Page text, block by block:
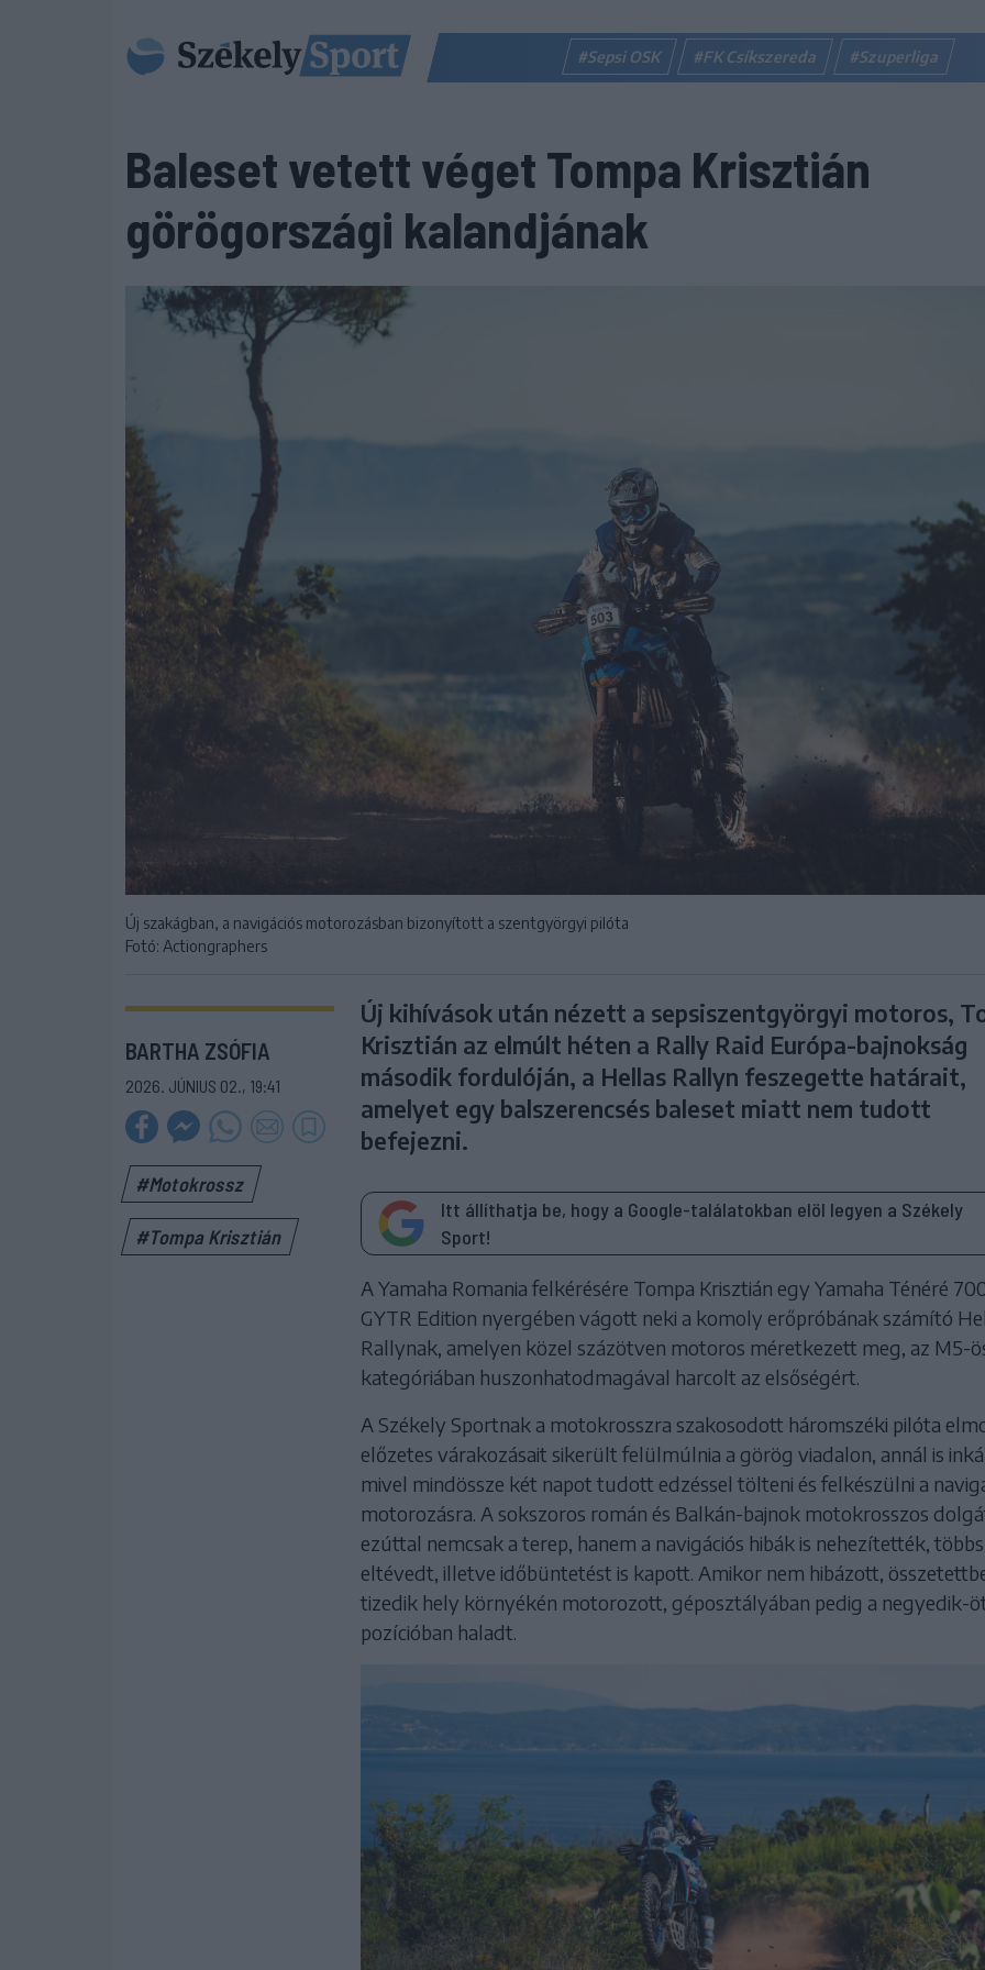
#Sepsi OSK #FK Csíkszereda #Szuperliga
Baleset vetett véget Tompa Krisztián
görögországi kalandjának
Új szakágban, a navigációs motorozásban bizonyított a szentgyörgyi pilóta
Fotó: Actiongraphers
BARTHA ZSÓFIA
2026. JÚNIUS 02., 19:41
#Motokrossz
#Tompa Krisztián
Új kihívások után nézett a sepsiszentgyörgyi motoros,
Krisztián az elmúlt héten a Rally Raid Európa-bajnokság
második fordulóján, a Hellas Rallyn feszegette határait,
amelyet egy balszerencsés baleset miatt nem tudott
befejezni.
Itt állíthatja be, hogy a Google-találatokban elöl legyen a Székely
Sport!
A Yamaha Romania felkérésére Tompa Krisztián egy Yamaha Ténéré
GYTR Edition nyergében vágott neki a komoly erőpróbának számító
Rallynak, amelyen közel százötven motoros méretkezett meg, az M5-
kategóriában huszonhatodmagával harcolt az elsőségért.
A Székely Sportnak a motokrosszra szakosodott háromszéki pilóta
előzetes várakozásait sikerült felülmúlnia a görög viadalon, annál is
mivel mindössze két napot tudott edzéssel tölteni és felkészülni a
motorozásra. A sokszoros román és Balkán-bajnok motokrosszos
ezúttal nemcsak a terep, hanem a navigációs hibák is nehezítették,
eltévedt, illetve időbüntetést is kapott. Amikor nem hibázott,
tizedik hely környékén motorozott, géposztályában pedig a negyedik-
pozícióban haladt.